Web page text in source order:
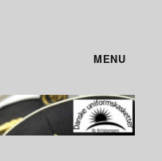
MENU